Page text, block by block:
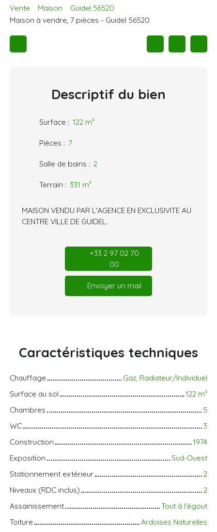
Vente Maison
Guidel 56520
Maison à vendre, 7 pièces - Guidel 56520
Descriptif du bien
Surface : 122 m²
Pièces : 7
Salle de bains : 2
Terrain : 331 m²
MAISON VENDU PAR L'AGENCE EN EXCLUSIVITE AU
CENTRE VILLE DE GUIDEL.
+33 2 97 02 70
00
Envoyer un mail
Caractéristiques techniques
Chauffage
Gaz, Radiateur/Individuel
Surface au sol
122 m²
Chambres
5
WC
3
Construction
1974
Exposition
Sud-Ouest
Stationnement extérieur
2
Niveaux (RDC inclus)
2
Assainissement
Tout à l'égout
Toiture
Ardoises Naturelles